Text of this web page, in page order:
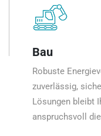
Bau
Robuste
zuverlässig,
Lösungen bleibt
anspruchsvoll